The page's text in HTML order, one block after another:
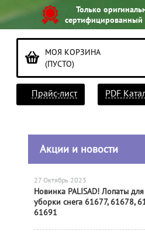
Только
сертифицированный
МОЯ КОРЗИНА
(ПУСТО)
Прайс-лист PDF
Акции и новости
27 Октябрь 2023
Новинка PALISAD! Лопаты для
уборки снега 61677, 61678,
61691